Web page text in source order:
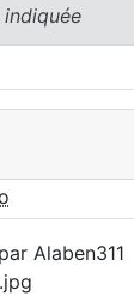
indiquée
Alaben311